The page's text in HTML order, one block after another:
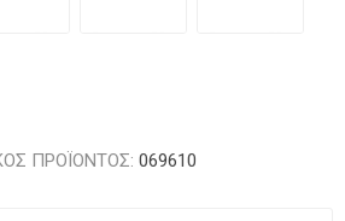
ΠΡΟΪΟΝΤΟΣ: 069610